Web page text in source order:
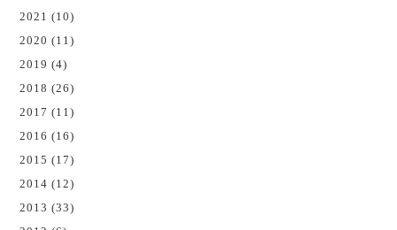
2021 (10)
2020 (11)
2019 (4)
2018 (26)
2017 (11)
2016 (16)
2015 (17)
2014 (12)
2013 (33)